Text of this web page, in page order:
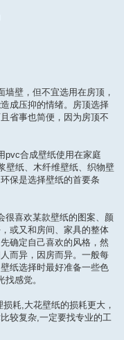
壁，但不宜选用在房顶，
成压抑的情绪。房顶选择
省事也简便，因为房顶不
合成壁纸使用在家庭
壁纸、木纤维壁纸、织物壁
保是选择壁纸的首要条
喜欢某款壁纸的图案、颜
或又和房间、家具的整体
确定自己喜欢的风格，然
而异，因房而异。一般每
纸选择时最好准备一些色
感觉。
耗,大花壁纸的损耗更大，
较复杂,一定要找专业的工